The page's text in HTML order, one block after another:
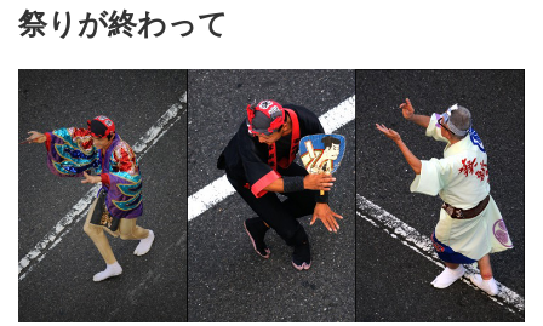
稿
日:
祭りが終わって